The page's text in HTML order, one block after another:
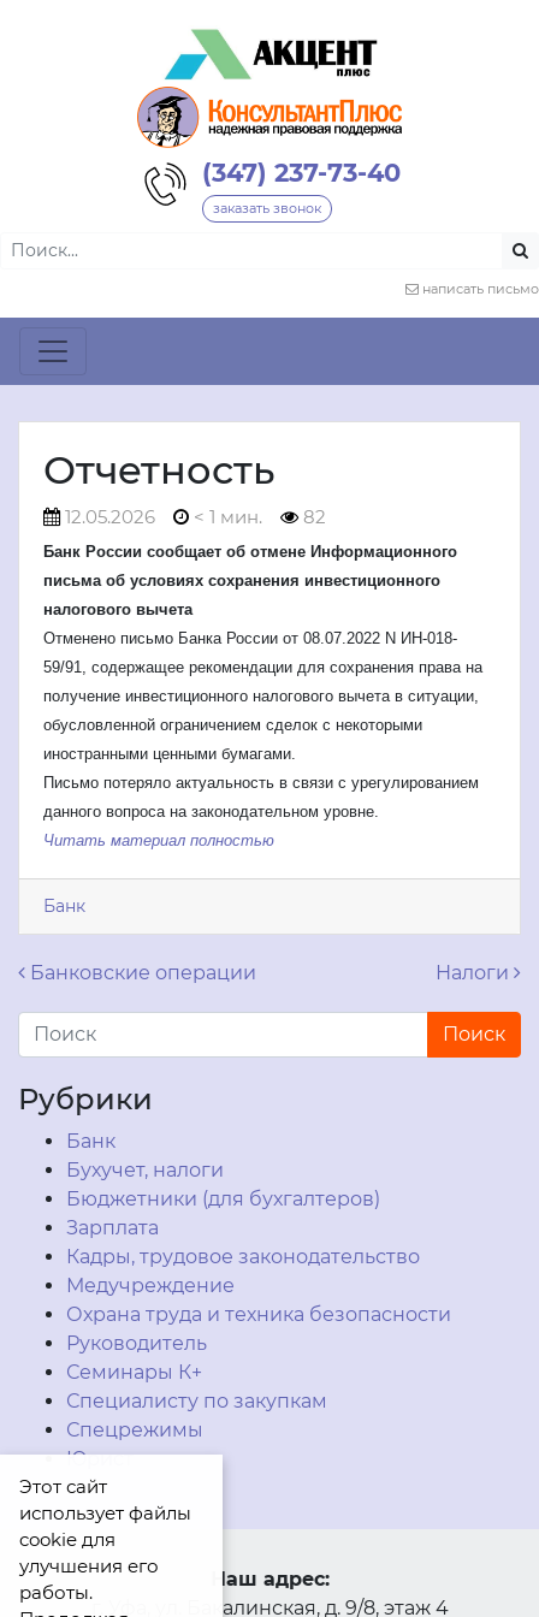
(347) 237-73-40
заказать звонок
написать письмо
Отчетность
12.05.2026 < 1 мин. 82
Банк России сообщает об отмене Информационного
письма об условиях сохранения инвестиционного
налогового вычета
Отменено письмо Банка России от 08.07.2022 N ИН-018-
59/91, содержащее рекомендации для сохранения права на
получение инвестиционного налогового вычета в ситуации,
обусловленной ограничением сделок с некоторыми
иностранными ценными бумагами.
Письмо потеряло актуальность в связи с урегулированием
данного вопроса на законодательном уровне.
Читать материал полностью
Банк
Навигация по записям
Банковские операции Налоги
Рубрики
Банк
Бухучет, налоги
Бюджетники (для бухгалтеров)
Зарплата
Кадры, трудовое законодательство
Медучреждение
Охрана труда и техника безопасности
Руководитель
Семинары К+
Специалисту по закупкам
Спецрежимы
Юрист
Наш адрес:
г. Уфа, ул. Бакалинская, д. 9/8, этаж 4
Этот сайт
использует файлы
cookie для
улучшения его
работы.